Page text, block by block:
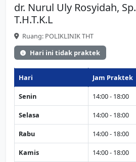
dr. Nurul Uly Rosyidah, Sp.
T.H.T.K.L
Ruang: POLIKLINIK THT
Hari ini tidak praktek
Hari Jam Praktek
Senin 14:00 - 18:00
Selasa 14:00 - 18:00
Rabu 14:00 - 18:00
Kamis 14:00 - 18:00